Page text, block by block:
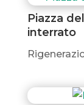
Piazza
interrato